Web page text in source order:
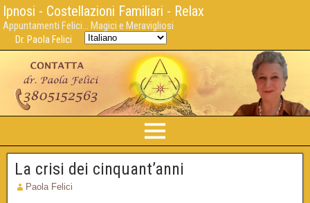
Ipnosi - Costellazioni Familiari - Relax
Appuntamenti Felici... Magici e Meravigliosi
Dr. Paola Felici
La crisi dei cinquant’anni
Paola Felici